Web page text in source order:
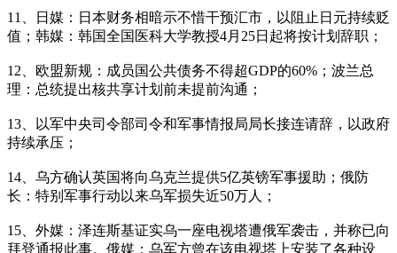
11、日媒：日本财务相暗示不惜干预汇市，以阻止日元持续贬
值；韩媒：韩国全国医科大学教授4月25日起将按计划辞职；
12、欧盟新规：成员国公共债务不得超GDP的60%；波兰总
理：总统提出核共享计划前未提前沟通；
13、以军中央司令部司令和军事情报局局长接连请辞，以政府
持续承压；
14、乌方确认英国将向乌克兰提供5亿英镑军事援助；俄防
长：特别军事行动以来乌军损失近50万人；
15、外媒：泽连斯基证实乌一座电视塔遭俄军袭击，并称已向
拜登通报此事。俄媒：乌军方曾在该电视塔上安装了各种设